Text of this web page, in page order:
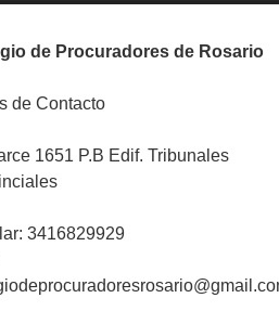
de Procuradores de Rosario
de Contacto
1651 P.B Edif. Tribunales
3416829929